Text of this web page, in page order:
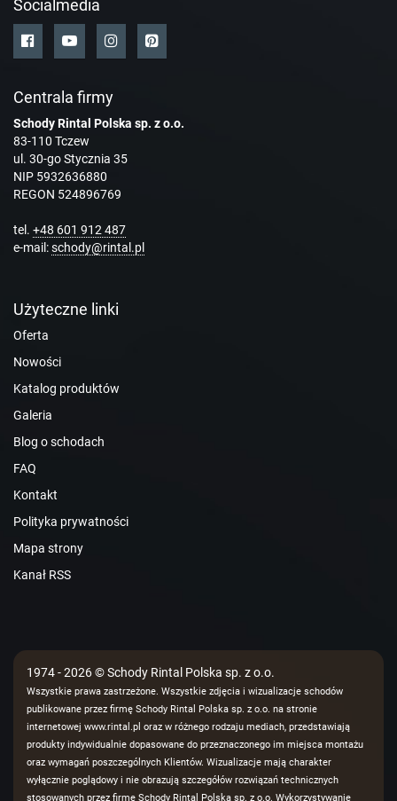
Socialmedia
Centrala firmy
Schody Rintal Polska sp. z o.o.
83-110 Tczew
ul. 30-go Stycznia 35
NIP 5932636880
REGON 524896769
tel. +48 601 912 487
e-mail:schody@rintal.pl
Użyteczne linki
Oferta
Nowości
Katalog produktów
Galeria
Blog o schodach
FAQ
Kontakt
Polityka prywatności
Mapa strony
Kanał RSS
1974 - 2026 © Schody Rintal Polska sp. z o.o.
Wszystkie prawa zastrzeżone. Wszystkie zdjęcia i wizualizacje schodów
publikowane przez firmę Schody Rintal Polska sp. z o.o. na stronie
internetowej www.rintal.pl oraz w różnego rodzaju mediach, przedstawiają
produkty indywidualnie dopasowane do przeznaczonego im miejsca montażu
oraz wymagań poszczególnych Klientów. Wizualizacje mają charakter
wyłącznie poglądowy i nie obrazują szczegółów rozwiązań technicznych
stosowanych przez firmę Schody Rintal Polska sp. z o.o. Wykorzystywanie